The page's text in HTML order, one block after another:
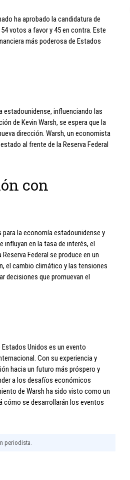
ha aprobado la candidatura de
votos a favor y 45 en contra. Este
más poderosa de Estados
estadounidense, influenciando las
de Kevin Warsh, se espera que la
dirección. Warsh, un economista
al frente de la Reserva Federal
con
la economía estadounidense y
influyan en la tasa de interés, el
Federal se produce en un
el cambio climático y las tensiones
decisiones que promuevan el
Unidos es un evento
Con su experiencia y
hacia un futuro más próspero y
a los desafíos económicos
de Warsh ha sido visto como un
cómo se desarrollarán los eventos
periodista.